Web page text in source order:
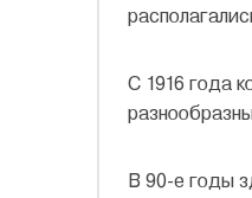
С 1916 года
В 90-е годы